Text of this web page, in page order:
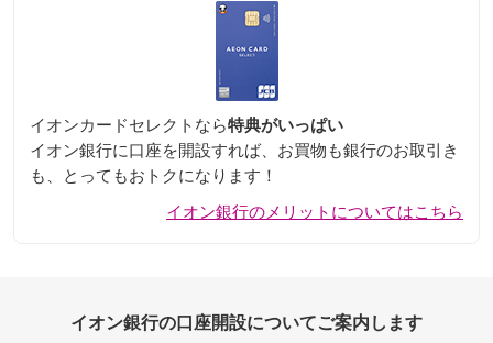
イオンカードセレクトなら特典がいっぱい
イオン銀行に口座を開設すれば、お買物も銀行のお取引き
も、とってもおトクになります！
イオン銀行のメリットについてはこちら
イオン銀行の口座開設についてご案内します